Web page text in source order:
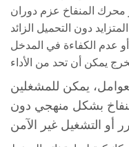
3.
تحسين
الموافقات
2.4
4.
ترقية
المحرك
أو
المنفاخ عزم دوران
أو عدم الكفاءة في المدخل
يمكن للمشغلين
بشكل منهجي دون